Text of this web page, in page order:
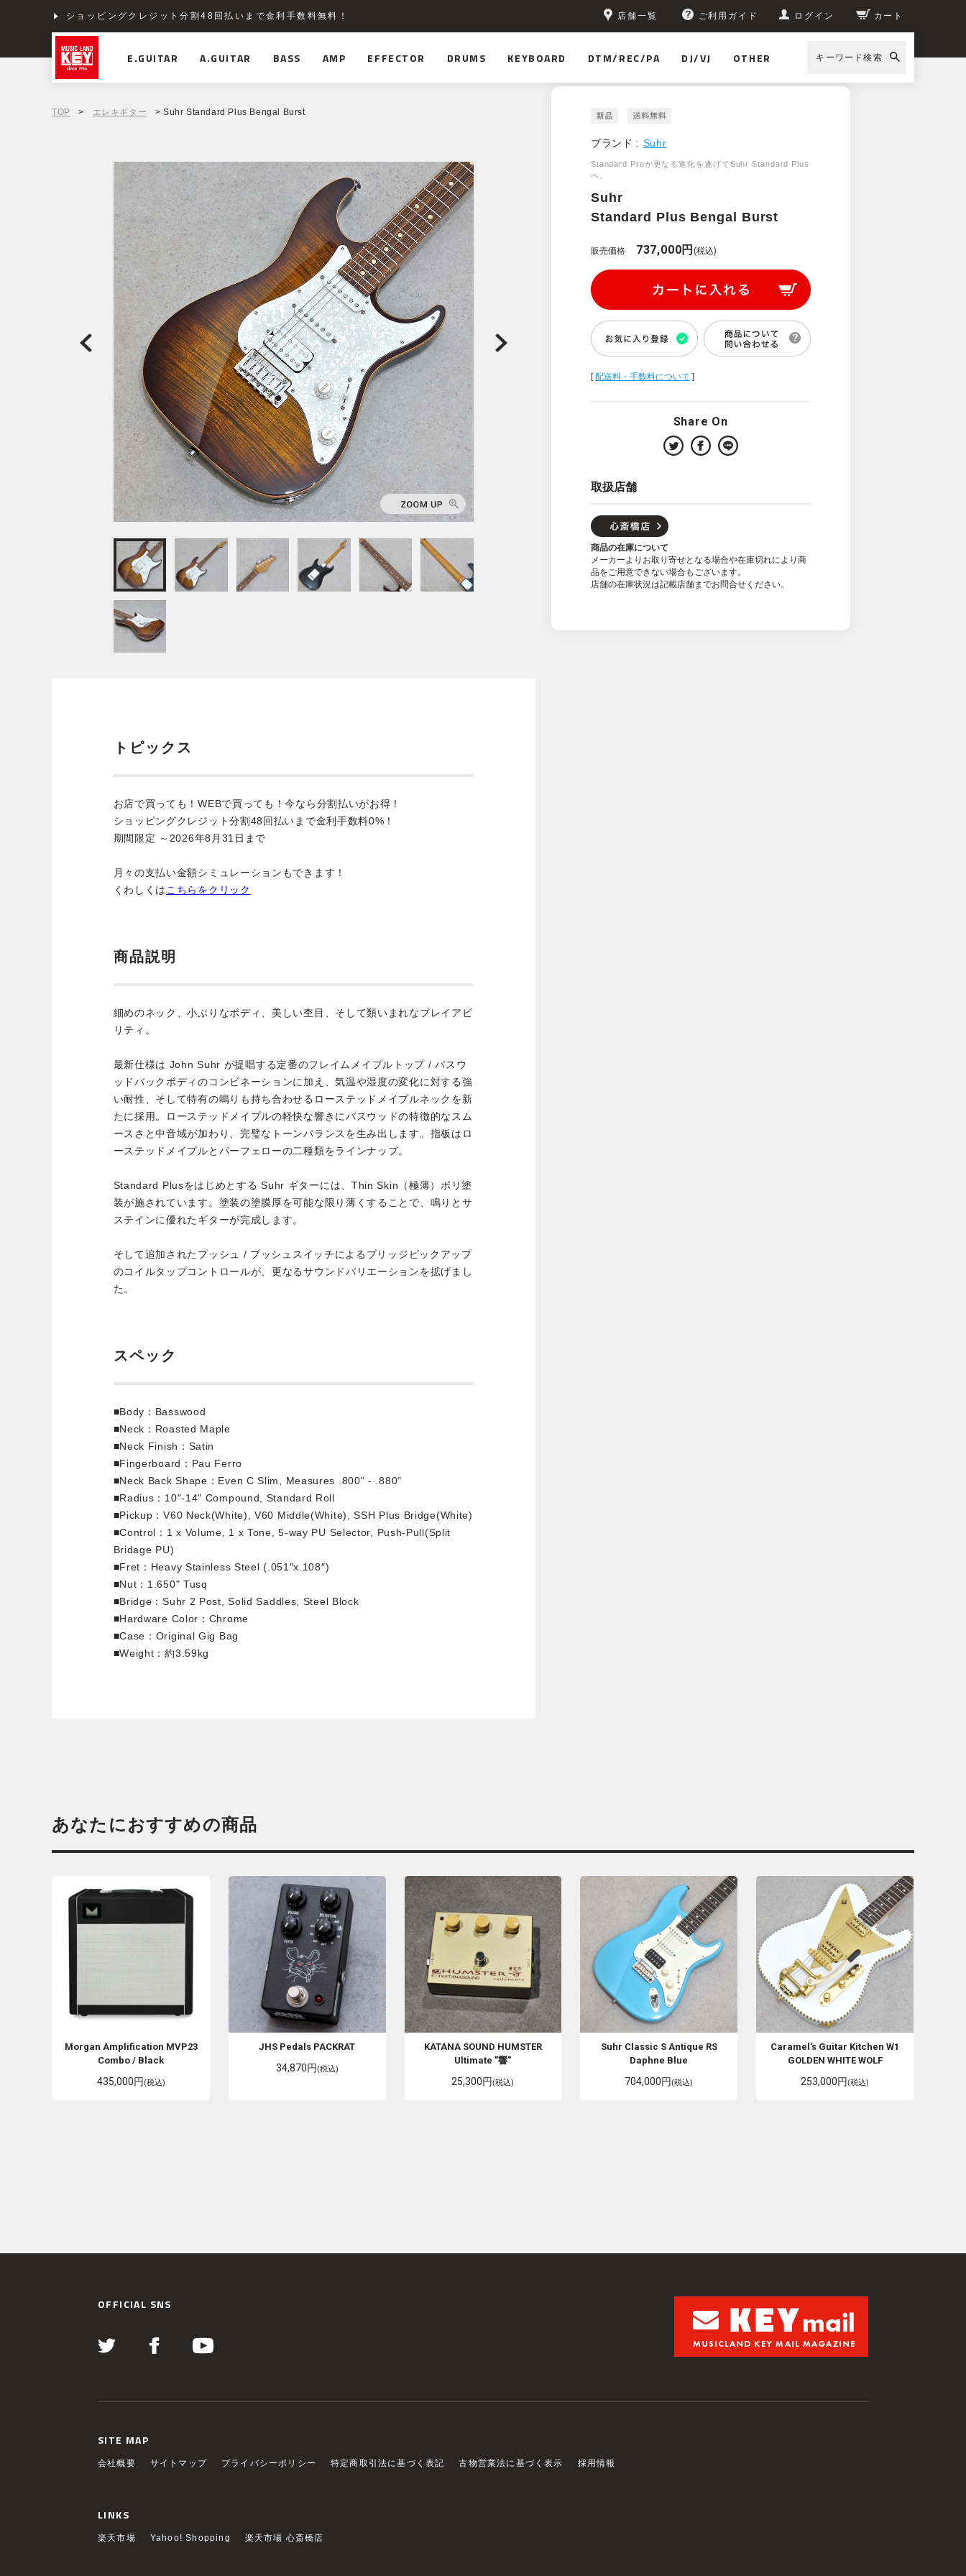
ショッピングクレジット分割48回払いまで金利手数料無料！ 店舗一覧 ご利用ガイド ログイン カート
E.GUITAR A.GUITAR BASS AMP EFFECTOR DRUMS KEYBOARD DTM/REC/PA DJ/VJ OTHER キーワード検索
TOP > エレキギター > Suhr Standard Plus Bengal Burst
ブランド : Suhr
Standard Proが更なる進化を遂げてSuhr Standard Plus
へ。
Suhr
Standard Plus Bengal Burst
販売価格 737,000円(税込)
[配送料・手数料について ]
Share On
取扱店舗
商品の在庫について
メーカーよりお取り寄せとなる場合や在庫切れにより商
品をご用意できない場合もございます。
店舗の在庫状況は記載店舗までお問合せください。
トピックス
お店で買っても！WEBで買っても！今なら分割払いがお得！
ショッピングクレジット分割48回払いまで金利手数料0%！
期間限定 ～2026年8月31日まで
月々の支払い金額シミュレーションもできます！
くわしくは こちらをクリック
商品説明
細めのネック、小ぶりなボディ、美しい杢目、そして類いまれなプレイアビ
リティ。
最新仕様は John Suhr が提唱する定番のフレイムメイプルトップ / バスウ
ッドバックボディのコンビネーションに加え、気温や湿度の変化に対する強
い耐性、そして特有の鳴りも持ち合わせるローステッドメイプルネックを新
たに採用。ローステッドメイプルの軽快な響きにバスウッドの特徴的なスム
ースさと中音域が加わり、完璧なトーンバランスを生み出します。指板はロ
ーステッドメイプルとパーフェローの二種類をラインナップ。
Standard Plusをはじめとする Suhr ギターには、Thin Skin（極薄）ポリ塗
装が施されています。塗装の塗膜厚を可能な限り薄くすることで、鳴りとサ
ステインに優れたギターが完成します。
そして追加されたプッシュ / プッシュスイッチによるブリッジピックアップ
のコイルタップコントロールが、更なるサウンドバリエーションを拡げまし
た。
スペック
■Body：Basswood
■Neck：Roasted Maple
■Neck Finish：Satin
■Fingerboard：Pau Ferro
■Neck Back Shape：Even C Slim, Measures .800" - .880"
■Radius：10"-14" Compound, Standard Roll
■Pickup：V60 Neck(White), V60 Middle(White), SSH Plus Bridge(White)
■Control：1 x Volume, 1 x Tone, 5-way PU Selector, Push-Pull(Split
Bridage PU)
■Fret：Heavy Stainless Steel (.051″x.108″)
■Nut：1.650" Tusq
■Bridge：Suhr 2 Post, Solid Saddles, Steel Block
■Hardware Color：Chrome
■Case：Original Gig Bag
■Weight：約3.59kg
あなたにおすすめの商品
Morgan Amplification MVP23
Combo / Black
435,000円(税込)
JHS Pedals PACKRAT
34,870円(税込)
KATANA SOUND HUMSTER
Ultimate "響"
25,300円(税込)
Suhr Classic S Antique RS
Daphne Blue
704,000円(税込)
Caramel's Guitar KitchenW1
GOLDEN WHITE WOLF
253,000円(税込)
OFFICIAL SNS
SITE MAP
会社概要 サイトマップ プライバシーポリシー 特定商取引法に基づく表記 古物営業法に基づく表示 採用情報
LINKS
楽天市場 Yahoo! Shopping 楽天市場 心斎橋店